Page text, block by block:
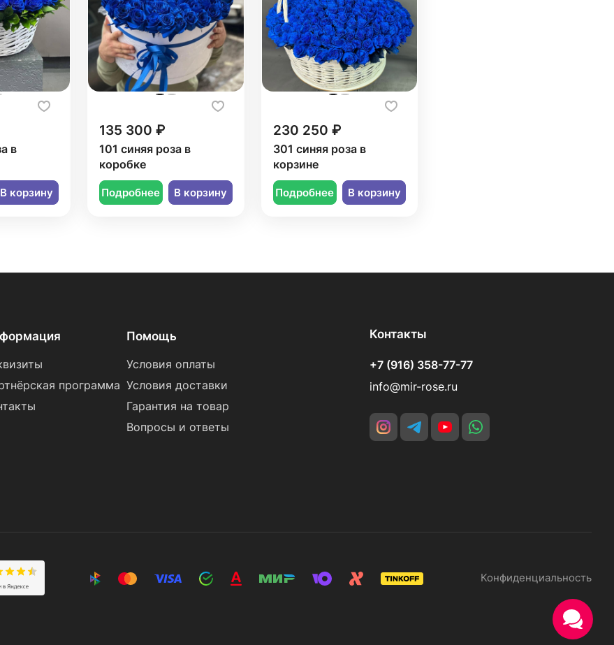
в
В корзину
135 300 ₽
101 синяя роза в
коробке
Подробнее В корзину
230 250 ₽
301 синяя роза в
корзине
Подробнее В корзину
программа
Помощь
Условия оплаты
Условия доставки
Гарантия на товар
Вопросы и ответы
Контакты
+7 (916) 358-77-77
info@mir-rose.ru
Конфиденциальность